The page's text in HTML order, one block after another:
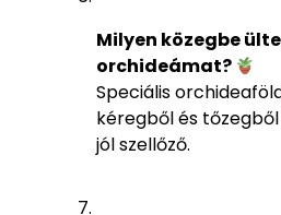
Milyen közegbe
orchideámat?
Speciális
kéregből és
jól szellőző.